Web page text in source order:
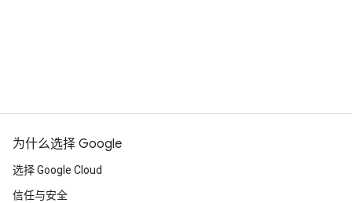
为什么选择 Google
选择 Google Cloud
信任与安全